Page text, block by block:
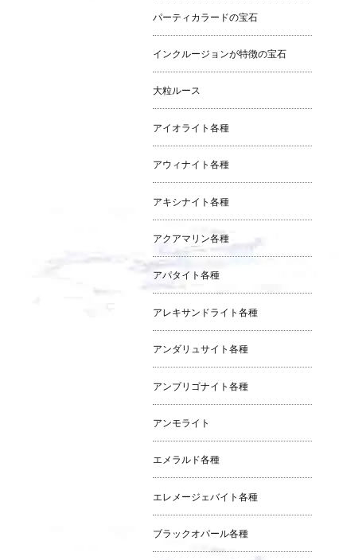
パーティカラードの宝石
インクルージョンが特徴の宝石
大粒ルース
アイオライト各種
アウィナイト各種
アキシナイト各種
アクアマリン各種
アパタイト各種
アレキサンドライト各種
アンダリュサイト各種
アンブリゴナイト各種
アンモライト
エメラルド各種
エレメージェバイト各種
ブラックオパール各種